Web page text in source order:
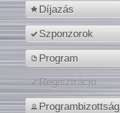
Díjazás
Szponzorok
Program
Regisztráció
Programbizottság